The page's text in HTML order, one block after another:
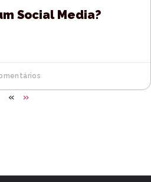
Social Media?
« »